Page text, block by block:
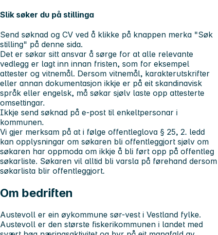
Slik søker du på stillinga
Send søknad og CV ved å klikke på knappen merka "Søk
stilling" på denne sida.
Det er søkar sitt ansvar å sørge for at alle relevante
vedlegg er lagt inn innan fristen, som for eksempel
attester og vitnemål. Dersom vitnemål, karakterutskrifter
eller annan dokumentasjon ikkje er på eit skandinavisk
språk eller engelsk, må søkar sjølv laste opp attesterte
omsettingar.
Ikkje send søknad på e-post til enkeltpersonar i
kommunen.
Vi gjer merksam på at i følge offentleglova § 25, 2. ledd
kan opplysningar om søkaren bli offentleggjort sjølv om
søkaren har oppmoda om ikkje å bli ført opp på offentleg
søkarliste. Søkaren vil alltid bli varsla på førehand dersom
søkarlista blir offentleggjort.
Om bedriften
Austevoll er ein øykommune sør-vest i Vestland fylke.
Austevoll er den største fiskerikommunen i landet med